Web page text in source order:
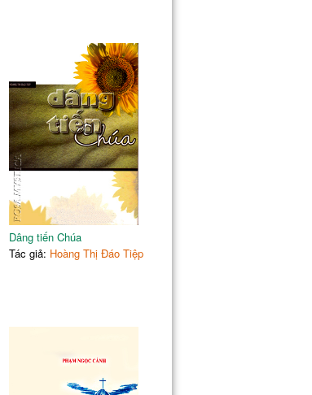
Dâng tiến Chúa
Tác giả: Hoàng Thị Đáo Tiệp